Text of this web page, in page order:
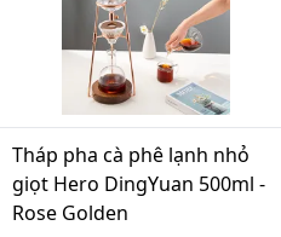
Tháp pha cà phê lạnh nhỏ
giọt Hero DingYuan 500ml -
Rose Golden